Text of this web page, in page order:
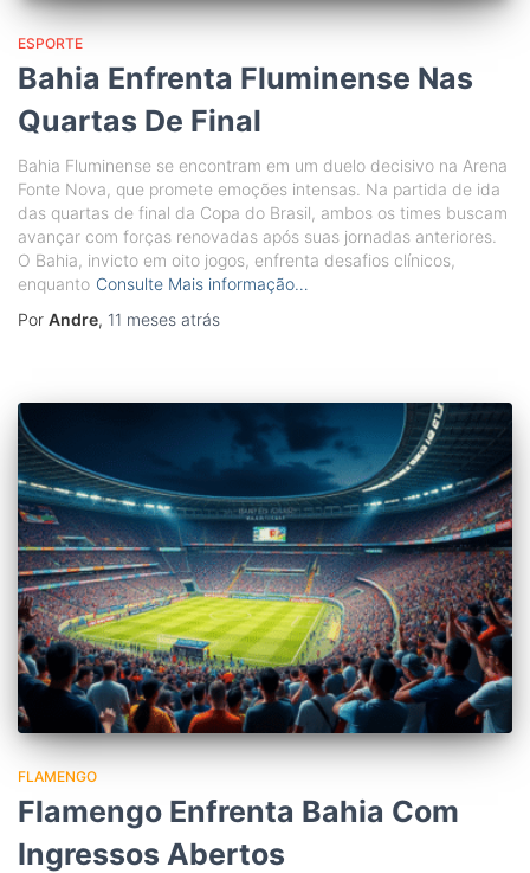
ESPORTE
Bahia Enfrenta Fluminense Nas
Quartas De Final
Bahia Fluminense se encontram em um duelo decisivo na Arena
Fonte Nova, que promete emoções intensas. Na partida de ida
das quartas de final da Copa do Brasil, ambos os times buscam
avançar com forças renovadas após suas jornadas anteriores.
O Bahia, invicto em oito jogos, enfrenta desafios clínicos,
enquanto Consulte Mais informação…
Por Andre, 11 meses atrás
FLAMENGO
Flamengo Enfrenta Bahia Com
Ingressos Abertos